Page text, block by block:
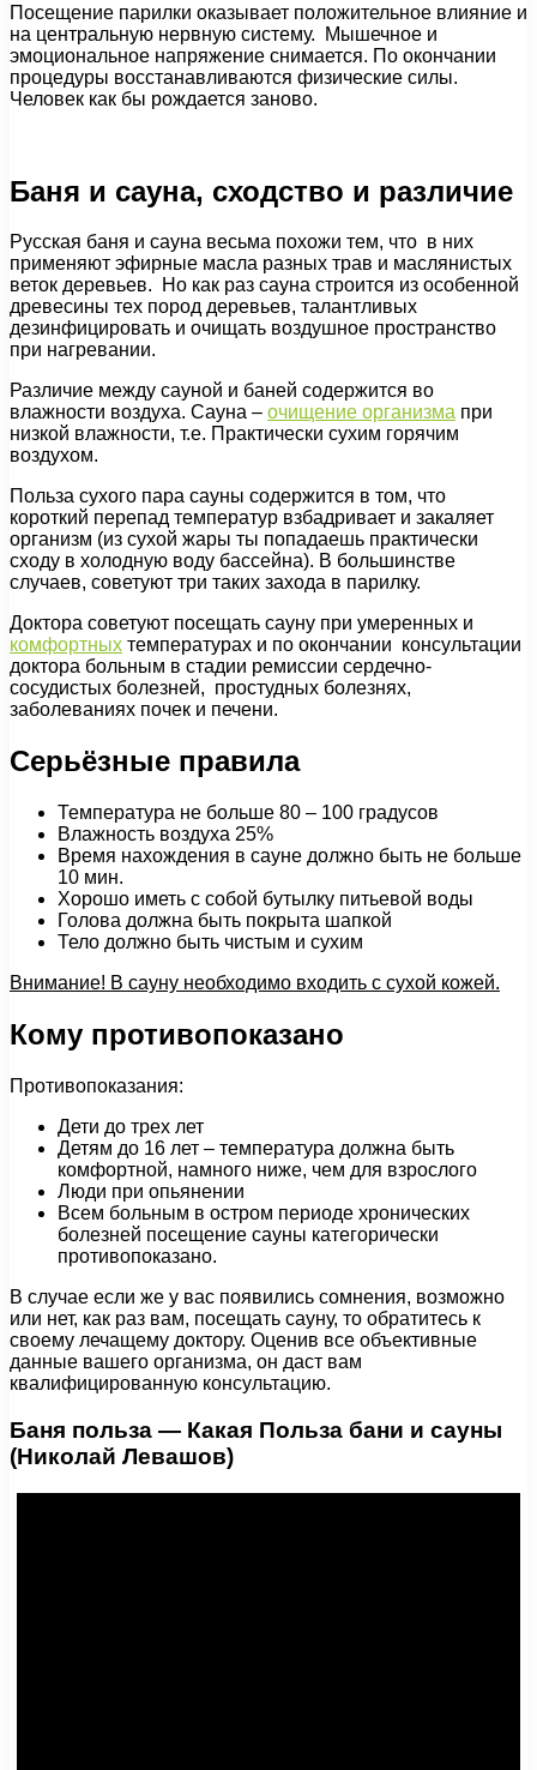
Посещение парилки оказывает положительное влияние и
на центральную нервную систему. Мышечное и
эмоциональное напряжение снимается. По окончании
процедуры восстанавливаются физические силы.
Человек как бы рождается заново.
Баня и сауна, сходство и различие
Русская баня и сауна весьма похожи тем, что в них
применяют эфирные масла разных трав и маслянистых
веток деревьев. Но как раз сауна строится из особенной
древесины тех пород деревьев, талантливых
дезинфицировать и очищать воздушное пространство
при нагревании.
Различие между сауной и баней содержится во
влажности воздуха. Сауна – очищение организма при
низкой влажности, т.е. Практически сухим горячим
воздухом.
Польза сухого пара сауны содержится в том, что
короткий перепад температур взбадривает и закаляет
организм (из сухой жары ты попадаешь практически
сходу в холодную воду бассейна). В большинстве
случаев, советуют три таких захода в парилку.
Доктора советуют посещать сауну при умеренных и
комфортных температурах и по окончании консультации
доктора больным в стадии ремиссии сердечно-
сосудистых болезней, простудных болезнях,
заболеваниях почек и печени.
Серьёзные правила
Температура не больше 80 – 100 градусов
Влажность воздуха 25%
Время нахождения в сауне должно быть не больше
10 мин.
Хорошо иметь с собой бутылку питьевой воды
Голова должна быть покрыта шапкой
Тело должно быть чистым и сухим
Внимание! В сауну необходимо входить с сухой кожей.
Кому противопоказано
Противопоказания:
Дети до трех лет
Детям до 16 лет – температура должна быть
комфортной, намного ниже, чем для взрослого
Люди при опьянении
Всем больным в остром периоде хронических
болезней посещение сауны категорически
противопоказано.
В случае если же у вас появились сомнения, возможно
или нет, как раз вам, посещать сауну, то обратитесь к
своему лечащему доктору. Оценив все объективные
данные вашего организма, он даст вам
квалифицированную консультацию.
Баня польза — Какая Польза бани и сауны
(Николай Левашов)